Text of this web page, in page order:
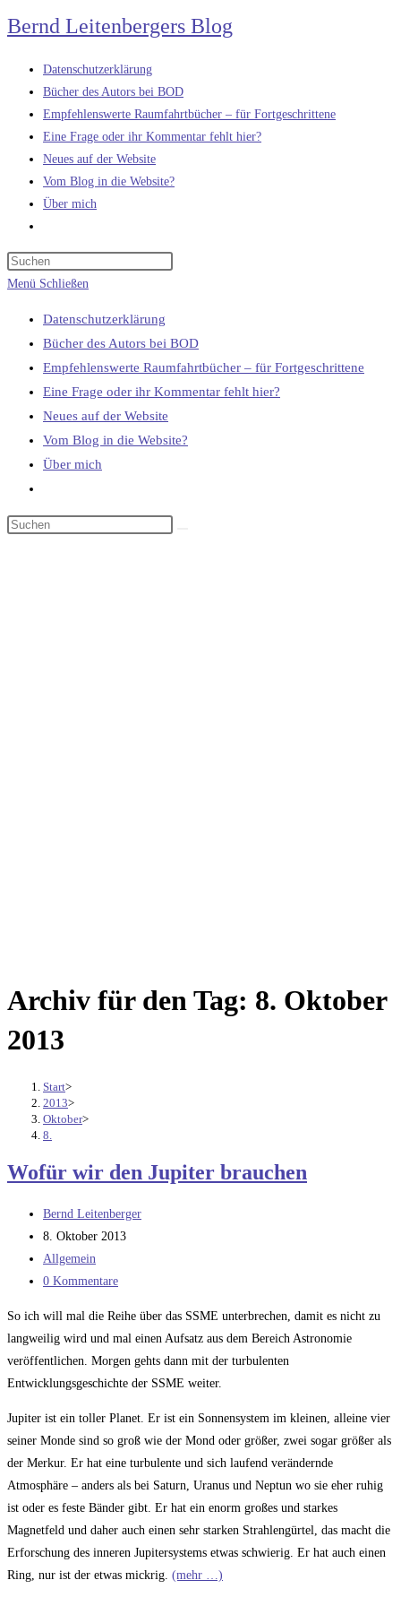
Zum
Inhalt
springen
Bernd Leitenbergers Blog
Datenschutzerklärung
Bücher des Autors bei BOD
Empfehlenswerte Raumfahrtbücher – für Fortgeschrittene
Eine Frage oder ihr Kommentar fehlt hier?
Neues auf der Website
Vom Blog in die Website?
Über mich
umschalten
Menü Schließen
Datenschutzerklärung
Bücher des Autors bei BOD
Empfehlenswerte Raumfahrtbücher – für Fortgeschrittene
Eine Frage oder ihr Kommentar fehlt hier?
Neues auf der Website
Vom Blog in die Website?
Über mich
umschalten
Archiv für den Tag: 8. Oktober
2013
Start>
2013>
Oktober>
8.
Wofür wir den Jupiter brauchen
Beitrags-
Autor:
Bernd Leitenberger
Beitrag
veröffentlicht:
8. Oktober 2013
Beitrags-
Kategorie:
Allgemein
Beitrags-
0 Kommentare
So ich will mal die Reihe über das SSME unterbrechen, damit es nicht zu
langweilig wird und mal einen Aufsatz aus dem Bereich Astronomie
veröffentlichen. Morgen gehts dann mit der turbulenten
Entwicklungsgeschichte der SSME weiter.
Jupiter ist ein toller Planet. Er ist ein Sonnensystem im kleinen, alleine vier
seiner Monde sind so groß wie der Mond oder größer, zwei sogar größer als
der Merkur. Er hat eine turbulente und sich laufend verändernde
Atmosphäre – anders als bei Saturn, Uranus und Neptun wo sie eher ruhig
ist oder es feste Bänder gibt. Er hat ein enorm großes und starkes
Magnetfeld und daher auch einen sehr starken Strahlengürtel, das macht die
Erforschung des inneren Jupitersystems etwas schwierig. Er hat auch einen
Ring, nur ist der etwas mickrig. (mehr …)